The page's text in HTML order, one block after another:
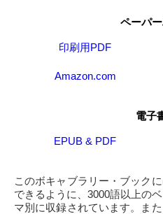
ペーパ
印刷用PDF
Amazon.com
電子
EPUB & PDF
このボキャブラリー・ブック
できるように、3000語以上の
マ別に収録されています。ま